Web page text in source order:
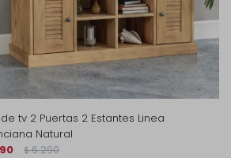
tv 2 Puertas 2 Estantes Linea
Natural
$ 6.290